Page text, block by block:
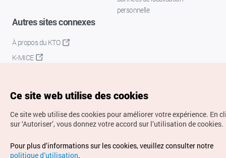
personnelle
Autres sites connexes
À propos du KTO
K-MICE
Droits d’auteur (c) Office National du Tourisme en Corée.
Tous droits réservés.
Ce site web utilise des cookies
Ce site web utilise des cookies pour améliorer votre expérience. En
sur ‘Autoriser’, vous donnez votre accord sur l’utilisation de cookies.
Pour plus d’informations sur les cookies, veuillez consulter notre
politique d’utilisation.